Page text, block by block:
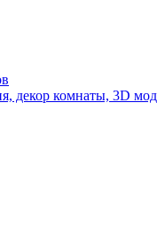
декор комнаты, 3D